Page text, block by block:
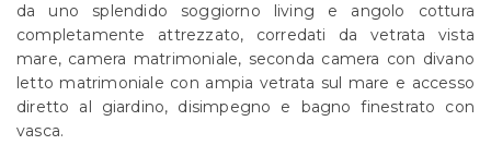
da uno splendido soggiorno living e angolo cottura
completamente attrezzato, corredati da vetrata vista
mare, camera matrimoniale, seconda camera con divano
letto matrimoniale con ampia vetrata sul mare e accesso
diretto al giardino, disimpegno e bagno finestrato con
vasca.